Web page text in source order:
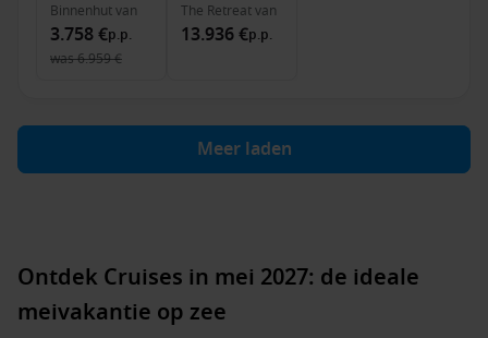
Binnenhutvan
3.758 €p.p.
was6.959 €
The Retreatvan
13.936 €p.p.
Meer laden
Ontdek Cruises in mei 2027: de ideale
meivakantie op zee